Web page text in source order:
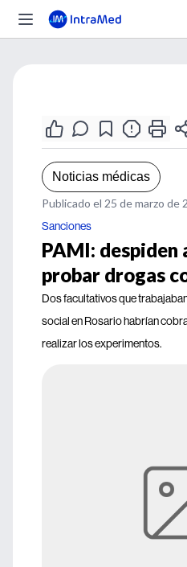
Noticias médicas
Publicado el 25 de marzo de
Sanciones
PAMI: despiden
probar drogas
Dos facultativos que
social en Rosario habrían
realizar los experimentos.